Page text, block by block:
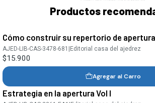
Productos
Cómo construir su repertorio de
AJED-LIB-CAS-3478-681 |Editorial casa del ajedrez
$15.900
Agregar al Carro
Estrategia en la apertura Vol I